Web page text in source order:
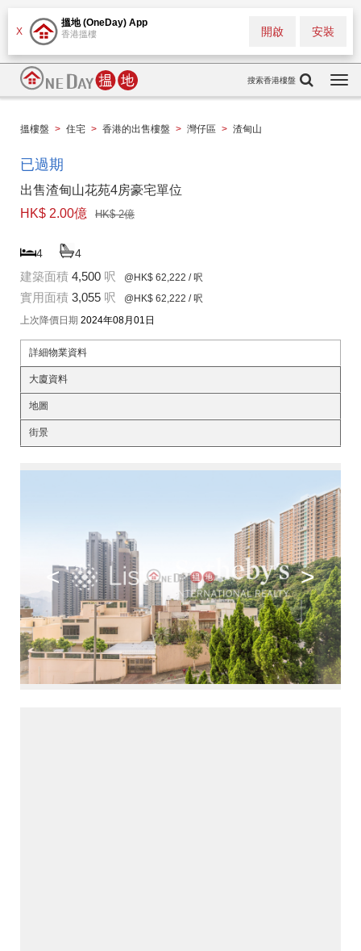
X
搵地 (OneDay) App
香港搵樓 安裝
開啟
搜索香港樓盤
搵樓盤 > 住宅 > 香港的出售樓盤 > 灣仔區 > 渣甸山
已過期
出售渣甸山花苑4房豪宅單位
HK$ 2.00億
HK$ 2億
4 4
建築面積 4,500 呎 @HK$ 62,222 / 呎
實用面積 3,055 呎 @HK$ 62,222 / 呎
上次降價日期 2024年08月01日
詳細物業資料
大廈資料
地圖
街景
< >